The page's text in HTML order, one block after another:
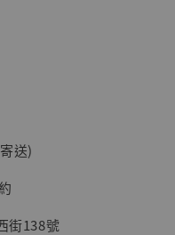
送)
街138號